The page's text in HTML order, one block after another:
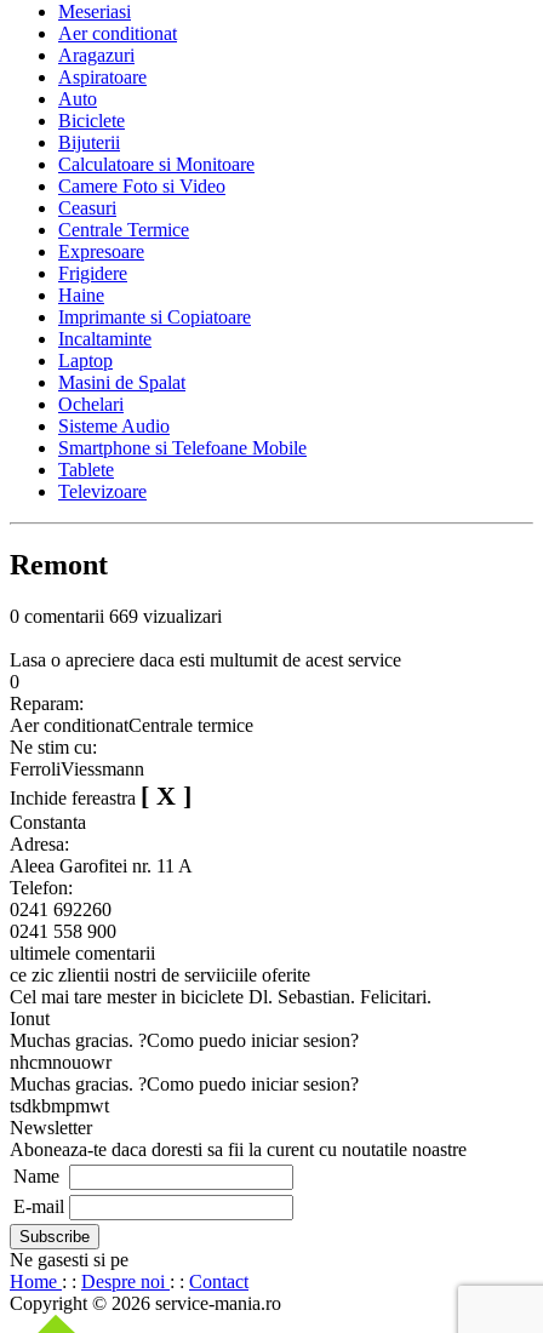
Meseriasi
Aer conditionat
Aragazuri
Aspiratoare
Auto
Biciclete
Bijuterii
Calculatoare si Monitoare
Camere Foto si Video
Ceasuri
Centrale Termice
Expresoare
Frigidere
Haine
Imprimante si Copiatoare
Incaltaminte
Laptop
Masini de Spalat
Ochelari
Sisteme Audio
Smartphone si Telefoane Mobile
Tablete
Televizoare
Remont
0 comentarii 669 vizualizari
Lasa o apreciere daca esti multumit de acest service
0
Reparam:
Aer conditionatCentrale termice
Ne stim cu:
FerroliViessmann
Inchide fereastra [ X ]
Constanta
Adresa:
Aleea Garofitei nr. 11 A
Telefon:
0241 692260
0241 558 900
ultimele comentarii
ce zic zlientii nostri de serviiciile oferite
Cel mai tare mester in biciclete Dl. Sebastian. Felicitari.
Ionut
Muchas gracias. ?Como puedo iniciar sesion?
nhcmnouowr
Muchas gracias. ?Como puedo iniciar sesion?
tsdkbmpmwt
Newsletter
Aboneaza-te daca doresti sa fii la curent cu noutatile noastre
Name
E-mail
Ne gasesti si pe
Home : : Despre noi : : Contact
Copyright © 2026 service-mania.ro